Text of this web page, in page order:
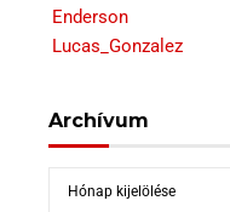
Enderson
Lucas_Gonzalez
Archívum
Archívum